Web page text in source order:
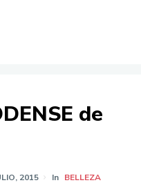
de
2015 In BELLEZA